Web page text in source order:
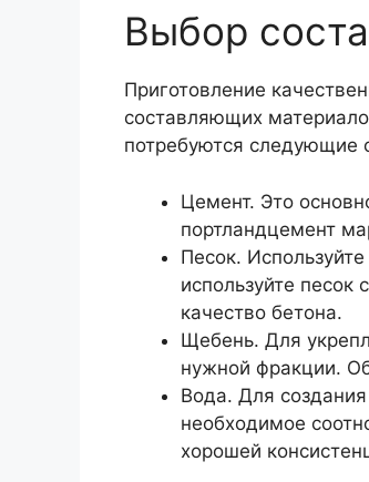
Выбор
Приготовление
составляющих
потребуются следующие
Цемент. Это
портландцемент
Песок.
используйте песок
качество бетона.
Щебень. Для
нужной фракции.
Вода. Для
необходимое
хорошей